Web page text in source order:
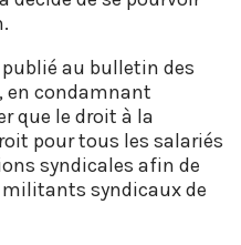
publié au bulletin des
en condamnant
que le droit à la
pour tous les salariés
syndicales afin de
militants syndicaux de